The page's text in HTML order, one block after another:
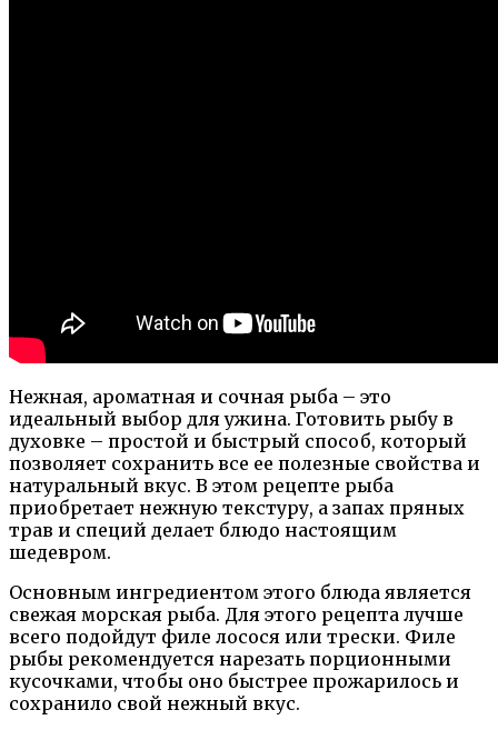
Нежная, ароматная и сочная рыба – это
идеальный выбор для ужина. Готовить рыбу в
духовке – простой и быстрый способ, который
позволяет сохранить все ее полезные свойства и
натуральный вкус. В этом рецепте рыба
приобретает нежную текстуру, а запах пряных
трав и специй делает блюдо настоящим
шедевром.
Основным ингредиентом этого блюда является
свежая морская рыба. Для этого рецепта лучше
всего подойдут филе лосося или трески. Филе
рыбы рекомендуется нарезать порционными
кусочками, чтобы оно быстрее прожарилось и
сохранило свой нежный вкус.